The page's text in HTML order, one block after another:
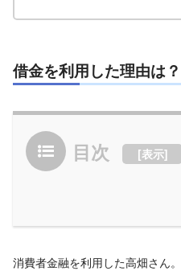
借金を利用した理由は？
目次 [表示]
消費者金融を利用した高畑さん。